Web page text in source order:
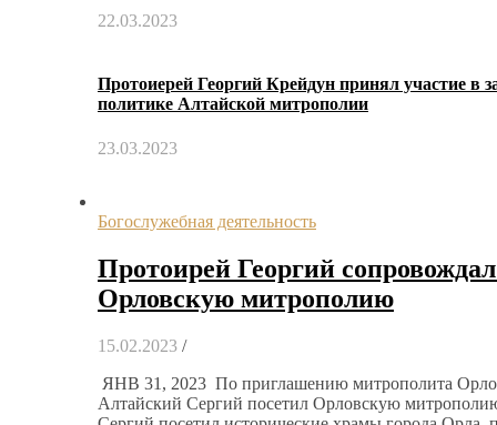
22.03.2023
Протоиерей Георгий Крейдун принял участие в
политике Алтайской митрополии
23.03.2023
Богослужебная деятельность
Протоирей Георгий
Орловскую митрополию
15.02.2023 /
ЯНВ 31, 2023 По приглашению митрополита
Алтайский Сергий посетил Орловскую